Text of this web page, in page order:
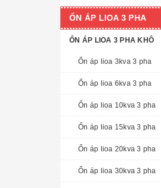
ỔN ÁP LIOA 3 PHA
ỔN ÁP LIOA 3 PHA KHÔ
Ổn áp lioa 3kva 3 pha
Ổn áp lioa 6kva 3 pha
Ổn áp lioa 10kva 3 pha
Ổn áp lioa 15kva 3 pha
Ổn áp lioa 20kva 3 pha
Ổn áp lioa 30kva 3 pha